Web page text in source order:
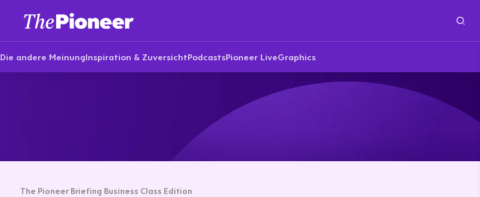
Die andere MeinungInspiration & ZuversichtPodcastsPioneer LiveGraphics
The Pioneer Briefing Business Class Edition